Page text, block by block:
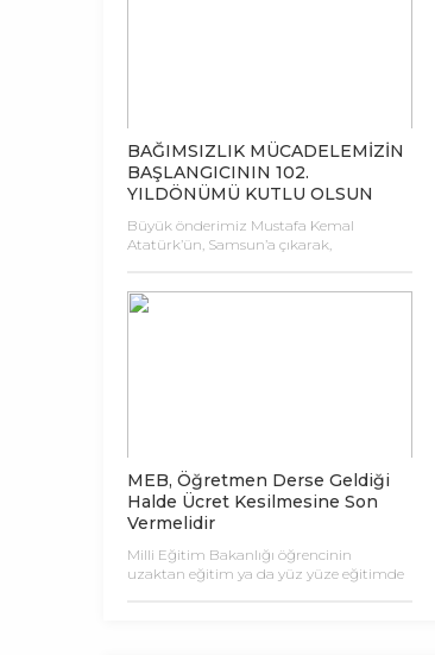
BAĞIMSIZLIK MÜCADELEMİZİN
BAŞLANGICININ 102.
YILDÖNÜMÜ KUTLU OLSUN
Büyük önderimiz Mustafa Kemal
Atatürk’ün, Samsun’a çıkarak,
kutlu olsun! Tam 102 yıl önce 19 Mayıs
MEB, Öğretmen Derse Geldiği
Halde Ücret Kesilmesine Son
Vermelidir
Milli Eğitim Bakanlığı öğrencinin
uzaktan eğitim ya da yüz yüze eğitimde